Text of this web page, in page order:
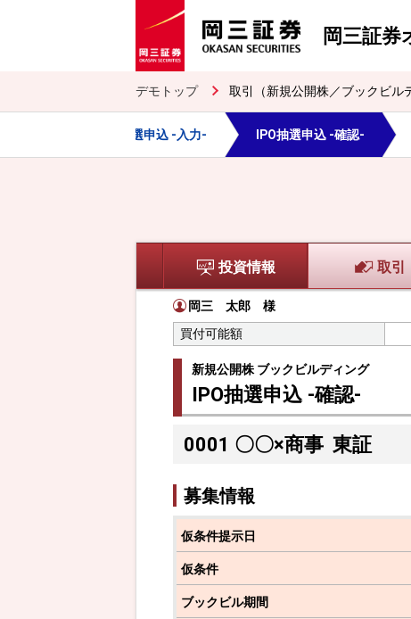
岡三証券
デモトップ 取引（新規公開株／ブックビル
IPO抽選申込 -入力- IPO抽選申込 -確認-
投資情報 取引
岡三 太郎 様
買付可能額
新規公開株 ブックビルディング
IPO抽選申込 -確認-
0001 〇〇×商事 東証
募集情報
仮条件提示日
仮条件
ブックビル期間